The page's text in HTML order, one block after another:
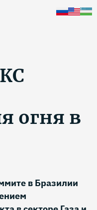
огня в
в Бразилии